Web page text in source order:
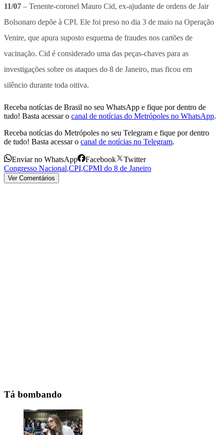
11/07 – Tenente-coronel Mauro Cid, ex-ajudante de ordens de Jair
Bolsonaro depõe à CPI. Ele foi preso no dia 3 de maio na Operação
Venire, que apura suposto esquema de fraudes nos cartões de
vacinação. Cid é considerado uma das peças-chaves para as
investigações sobre os ataques do 8 de Janeiro, mas ficou em
silêncio durante toda oitiva.
Receba notícias de Brasil no seu WhatsApp e fique por dentro de
tudo! Basta acessar o canal de notícias do Metrópoles no WhatsApp.
Receba notícias do Metrópoles no seu Telegram e fique por dentro
de tudo! Basta acessar o canal de notícias no Telegram.
Enviar no WhatsApp Facebook
Twitter
Congresso Nacional,CPI,CPMI do 8 de Janeiro
Ver Comentários
Tá bombando